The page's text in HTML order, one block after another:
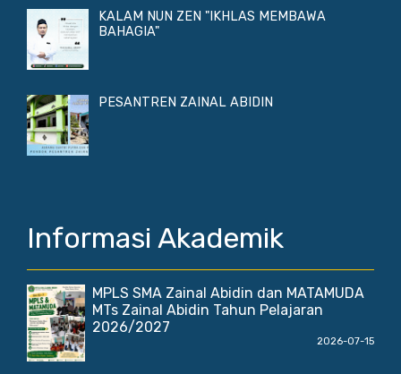
KALAM NUN ZEN "IKHLAS MEMBAWA
BAHAGIA"
PESANTREN ZAINAL ABIDIN
Informasi Akademik
MPLS SMA Zainal Abidin dan MATAMUDA
MTs Zainal Abidin Tahun Pelajaran
2026/2027
2026-07-15